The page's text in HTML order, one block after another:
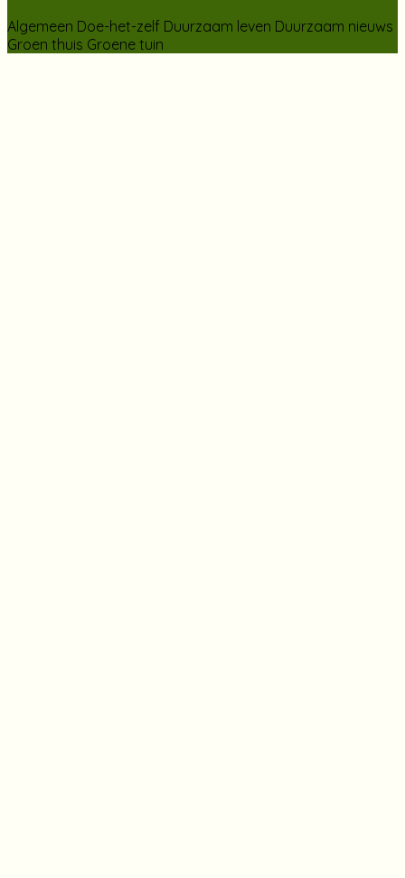
Algemeen Doe-het-zelf Duurzaam leven Duurzaam nieuws
Groen thuis Groene tuin